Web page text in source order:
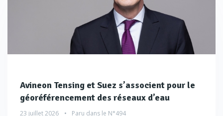
Avineon Tensing et Suez s’associent pour le
géoréférencement des réseaux d’eau
23 juillet 2026 Paru dans le N°494